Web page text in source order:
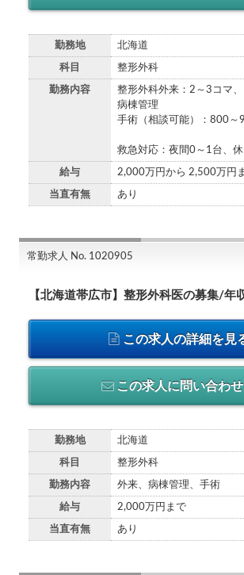
勤務地 北海道
科目 整形外科
勤務内容
整形外科外来：2～3コマ
病棟管理
手術（相談可能）：800～
救急対応：夜間0～1台、
給与 2,000万円から 2,500万円
当直有無 あり
常勤求人 No. 1020905
【北海道帯広市】整形外科医の募集/年
この求人の詳細を見
この求人に問い合わ
勤務地 北海道
科目 整形外科
勤務内容 外来、病棟管理、手術
給与 2,000万円まで
当直有無 あり